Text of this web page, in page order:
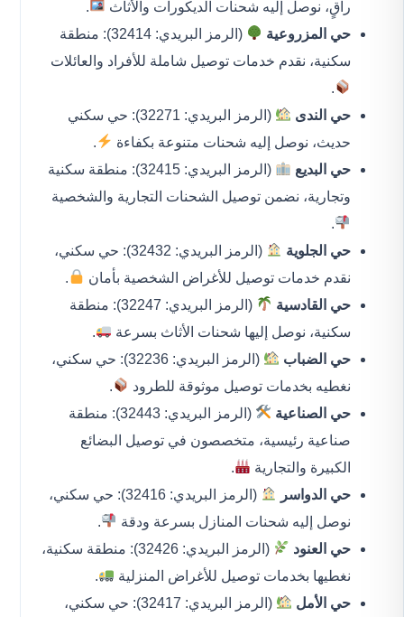
راقٍ، نوصل إليه شحنات الديكورات والأثاث
.
حي المزروعية
(الرمز البريدي: 32414): منطقة
سكنية، نقدم خدمات توصيل شاملة للأفراد والعائلات
.
حي الندى
(الرمز البريدي: 32271): حي سكني
حديث، نوصل إليه شحنات متنوعة بكفاءة
.
حي البديع
(الرمز البريدي: 32415): منطقة سكنية
وتجارية، نضمن توصيل الشحنات التجارية والشخصية
.
حي الجلوية
(الرمز البريدي: 32432): حي سكني،
نقدم خدمات توصيل للأغراض الشخصية بأمان
.
حي القادسية
(الرمز البريدي: 32247): منطقة
سكنية، نوصل إليها شحنات الأثاث بسرعة
.
حي الضباب
(الرمز البريدي: 32236): حي سكني،
نغطيه بخدمات توصيل موثوقة للطرود
.
حي الصناعية
(الرمز البريدي: 32443): منطقة
صناعية رئيسية، متخصصون في توصيل البضائع
الكبيرة والتجارية
.
حي الدواسر
(الرمز البريدي: 32416): حي سكني،
نوصل إليه شحنات المنازل بسرعة ودقة
.
حي العنود
(الرمز البريدي: 32426): منطقة سكنية،
نغطيها بخدمات توصيل للأغراض المنزلية
.
حي الأمل
(الرمز البريدي: 32417): حي سكني،